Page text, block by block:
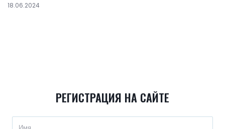
18.06.2024
РЕГИСТРАЦИЯ НА САЙТЕ